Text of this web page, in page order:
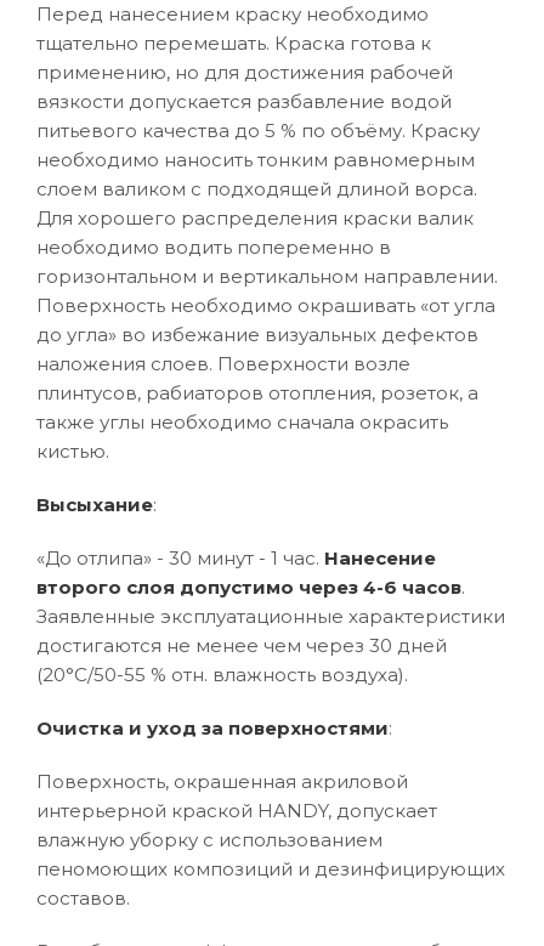
Перед нанесением краску необходимо
тщательно перемешать. Краска готова к
применению, но для достижения рабочей
вязкости допускается разбавление водой
питьевого качества до 5 % по объёму. Краску
необходимо наносить тонким равномерным
слоем валиком с подходящей длиной ворса.
Для хорошего распределения краски валик
необходимо водить попеременно в
горизонтальном и вертикальном направлении.
Поверхность необходимо окрашивать «от угла
до угла» во избежание визуальных дефектов
наложения слоев. Поверхности возле
плинтусов, рабиаторов отопления, розеток, а
также углы необходимо сначала окрасить
кистью.
Высыхание:
«До отлипа» - 30 минут - 1 час. Нанесение
второго слоя допустимо через 4-6 часов.
Заявленные эксплуатационные характеристики
достигаются не менее чем через 30 дней
(20°C/50-55 % отн. влажность воздуха).
Очистка и уход за поверхностями:
Поверхность, окрашенная акриловой
интерьерной краской HANDY, допускает
влажную уборку с использованием
пеномоющих композиций и дезинфицирующих
составов.